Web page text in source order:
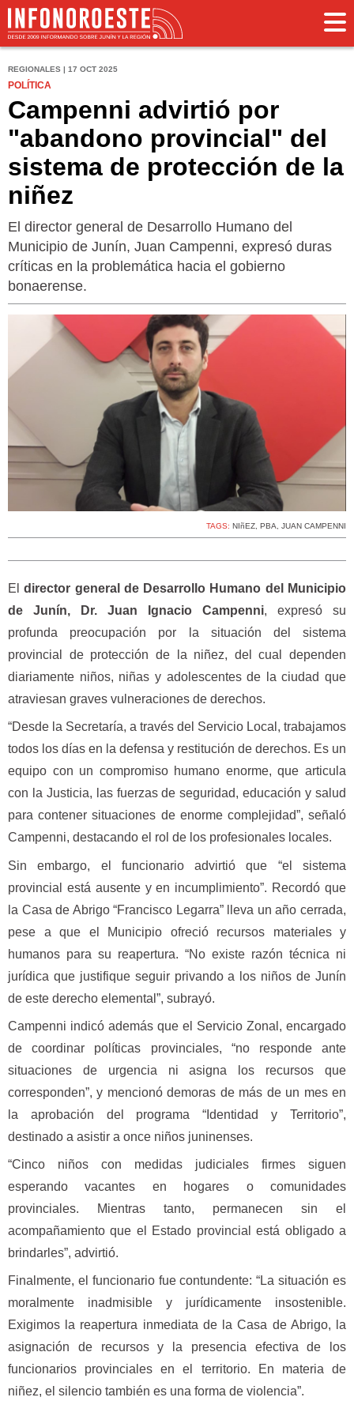
REGIONALES | 17 OCT 2025
POLÍTICA
Campenni advirtió por
"abandono provincial" del
sistema de protección de la
niñez
El director general de Desarrollo Humano del
Municipio de Junín, Juan Campenni, expresó duras
críticas en la problemática hacia el gobierno
bonaerense.
TAGS: NIñEZ, PBA, JUAN CAMPENNI
Eldirector general de Desarrollo Humano del Municipio
de Junín, Dr. Juan Ignacio Campenni, expresó su
profunda preocupación por la situación del sistema
provincial de protección de la niñez, del cual dependen
diariamente niños, niñas y adolescentes de la ciudad que
atraviesan graves vulneraciones de derechos.
“Desde la Secretaría, a través del Servicio Local, trabajamos
todos los días en la defensa y restitución de derechos. Es un
equipo con un compromiso humano enorme, que articula
con la Justicia, las fuerzas de seguridad, educación y salud
para contener situaciones de enorme complejidad”, señaló
Campenni, destacando el rol de los profesionales locales.
Sin embargo, el funcionario advirtió que “el sistema
provincial está ausente y en incumplimiento”. Recordó que
la Casa de Abrigo “Francisco Legarra” lleva un año cerrada,
pese a que el Municipio ofreció recursos materiales y
humanos para su reapertura. “No existe razón técnica ni
jurídica que justifique seguir privando a los niños de Junín
de este derecho elemental”, subrayó.
Campenni indicó además que el Servicio Zonal, encargado
de coordinar políticas provinciales, “no responde ante
situaciones de urgencia ni asigna los recursos que
corresponden”, y mencionó demoras de más de un mes en
la aprobación del programa “Identidad y Territorio”,
destinado a asistir a once niños juninenses.
“Cinco niños con medidas judiciales firmes siguen
esperando vacantes en hogares o comunidades
provinciales. Mientras tanto, permanecen sin el
acompañamiento que el Estado provincial está obligado a
brindarles”, advirtió.
Finalmente, el funcionario fue contundente: “La situación es
moralmente inadmisible y jurídicamente insostenible.
Exigimos la reapertura inmediata de la Casa de Abrigo, la
asignación de recursos y la presencia efectiva de los
funcionarios provinciales en el territorio. En materia de
niñez, el silencio también es una forma de violencia”.